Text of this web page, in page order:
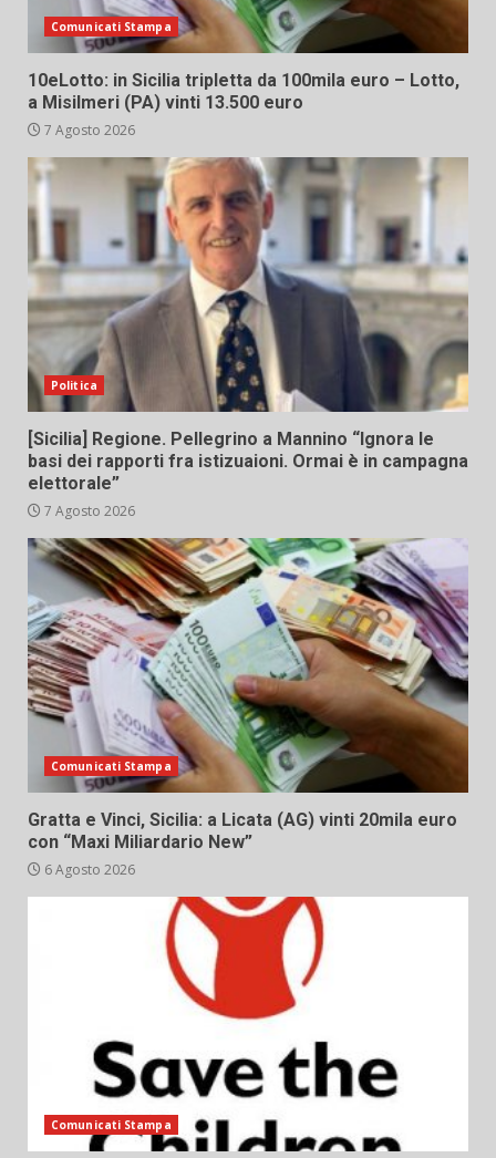
Comunicati Stampa
10eLotto: in Sicilia tripletta da 100mila euro – Lotto,
a Misilmeri (PA) vinti 13.500 euro
7 Agosto 2026
Politica
[Sicilia] Regione. Pellegrino a Mannino “Ignora le
basi dei rapporti fra istizuaioni. Ormai è in campagna
elettorale”
7 Agosto 2026
Comunicati Stampa
Gratta e Vinci, Sicilia: a Licata (AG) vinti 20mila euro
con “Maxi Miliardario New”
6 Agosto 2026
Comunicati Stampa